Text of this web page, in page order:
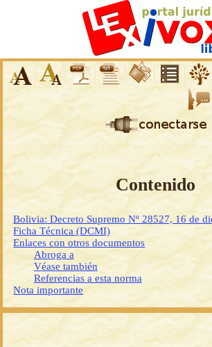
Contenido
Bolivia: Decreto Supremo Nº 28527, 16 de
Ficha Técnica (DCMI)
Enlaces con otros documentos
Abroga a
Véase también
Referencias a esta norma
Nota importante